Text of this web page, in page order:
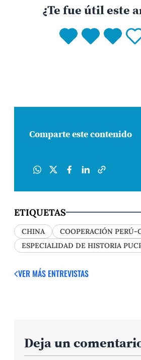
Trabajó en la misión del Perú
Unidas, en el consulado en […]
¿Te fue útil este
Comparte este contenido
ETIQUETAS
CHINA
COOPERACIÓN PERÚ-
ESPECIALIDAD DE HISTORIA
VER MÁS ENTREVISTAS
Deja un